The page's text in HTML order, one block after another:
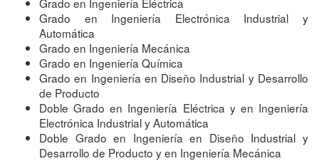
Grado en Ingeniería Electrónica Industrial y
Automática
Grado en Ingeniería Mecánica
Grado en Ingeniería Química
Grado en Ingeniería en Diseño Industrial y Desarrollo
de Producto
Doble Grado en Ingeniería Eléctrica y en Ingeniería
Electrónica Industrial y Automática
Doble Grado en Ingeniería en Diseño Industrial y
Desarrollo de Producto y en Ingeniería Mecánica